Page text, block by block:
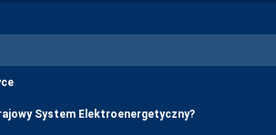
System Elektroenergetyczny?